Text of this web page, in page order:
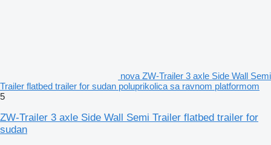
nova ZW-Trailer 3 axle Side Wall Semi
Trailer flatbed trailer for sudan poluprikolica sa ravnom platformom
5
ZW-Trailer 3 axle Side Wall Semi Trailer flatbed trailer for
sudan